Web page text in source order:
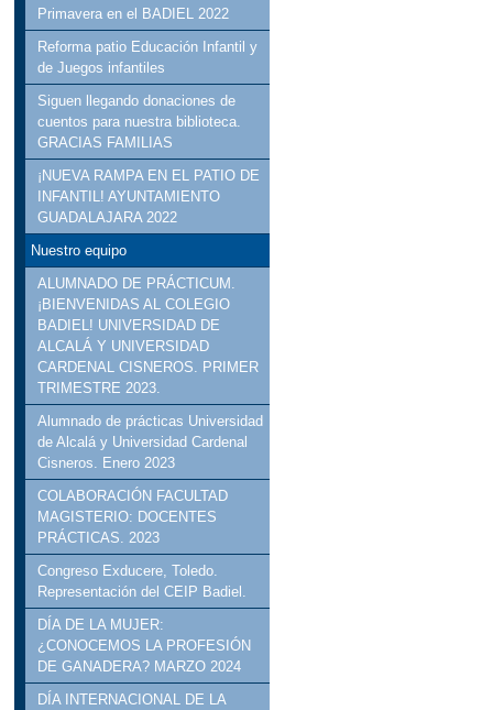
Primavera en el BADIEL 2022
Reforma patio Educación Infantil y
de Juegos infantiles
Siguen llegando donaciones de
cuentos para nuestra biblioteca.
GRACIAS FAMILIAS
¡NUEVA RAMPA EN EL PATIO DE
INFANTIL! AYUNTAMIENTO
GUADALAJARA 2022
Nuestro equipo
ALUMNADO DE PRÁCTICUM.
¡BIENVENIDAS AL COLEGIO
BADIEL! UNIVERSIDAD DE
ALCALÁ Y UNIVERSIDAD
CARDENAL CISNEROS. PRIMER
TRIMESTRE 2023.
Alumnado de prácticas Universidad
de Alcalá y Universidad Cardenal
Cisneros. Enero 2023
COLABORACIÓN FACULTAD
MAGISTERIO: DOCENTES
PRÁCTICAS. 2023
Congreso Exducere, Toledo.
Representación del CEIP Badiel.
DÍA DE LA MUJER:
¿CONOCEMOS LA PROFESIÓN
DE GANADERA? MARZO 2024
DÍA INTERNACIONAL DE LA